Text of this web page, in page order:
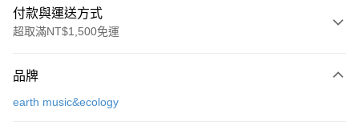
付款與運送方式
超取滿NT$1,500免運
信用卡一次付款
品牌
earth music&ecology